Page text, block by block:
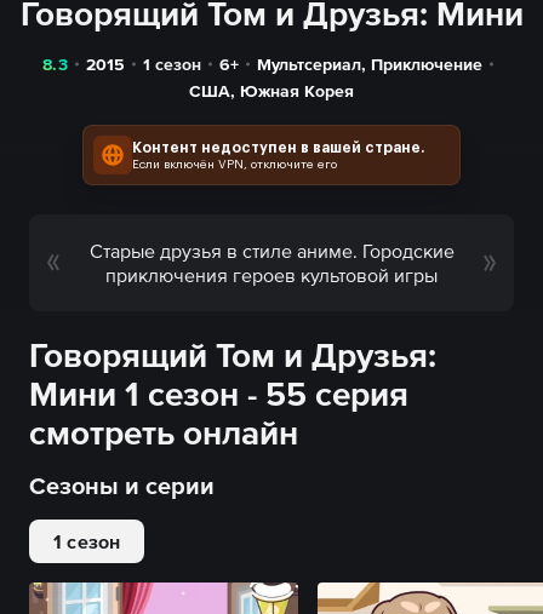
Говорящий Том и Друзья: Мини
8.3 2015 1 сезон 6+ Мультсериал, Приключение
США, Южная Корея
Контент недоступен в вашей стране.
Если включён VPN, отключите его
Старые друзья в стиле аниме. Городские
приключения героев культовой игры
Говорящий Том и Друзья:
Мини 1 сезон - 55 серия
смотреть онлайн
Сезоны и серии
1 сезон